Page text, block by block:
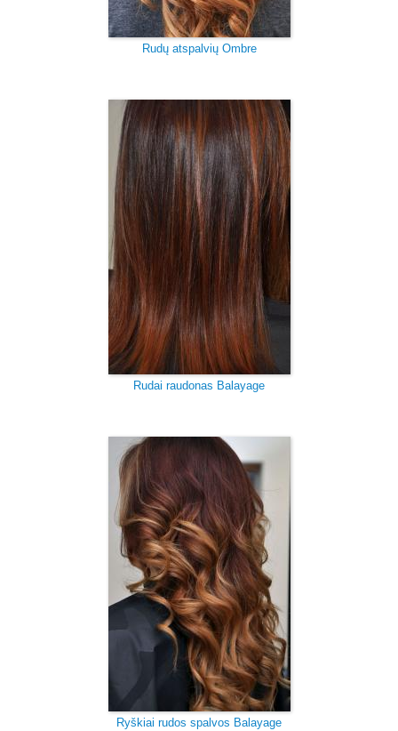
Rudų atspalvių Ombre
Rudai raudonas Balayage
Ryškiai rudos spalvos Balayage